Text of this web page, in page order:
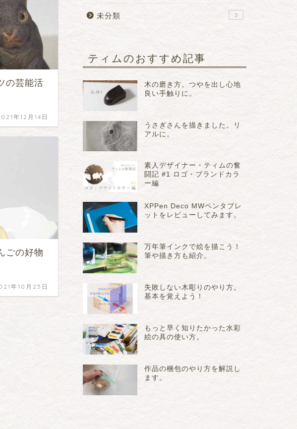
の芸能活
年12月14日
ごの好物
年10月25日
未分類 3
ティムのおすすめ記事
木の磨き方。つやを出し心地
良い手触りに。
うさぎさんを描きました。リ
アルに。
素人デザイナー・ティムの奮
闘記 #1 ロゴ・ブランドカラ
ー編
XPPen Deco MWペンタブレ
ットをレビューしてみます。
万年筆インクで絵を描こう！
筆や描き方も紹介。
失敗しない木彫りのやり方。
基本を覚えよう！
もっと早く知りたかった水彩
絵の具の使い方。
作品の梱包のやり方を解説し
ます。